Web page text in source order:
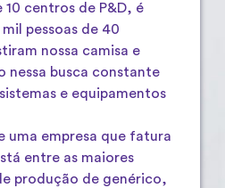
centros de P&D, é
pessoas de 40
nossa camisa e
nessa busca constante
e equipamentos
uma empresa que fatura
entre as maiores
produção de genérico,